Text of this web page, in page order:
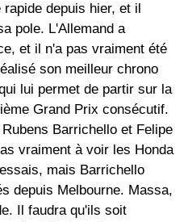
depuis hier, et il
pole. L'Allemand a
et il n'a pas vraiment été
son meilleur chrono
lui permet de partir sur la
Grand Prix consécutif.
Barrichello et Felipe
vraiment à voir les Honda
mais Barrichello
depuis Melbourne. Massa,
Il faudra qu'ils soit